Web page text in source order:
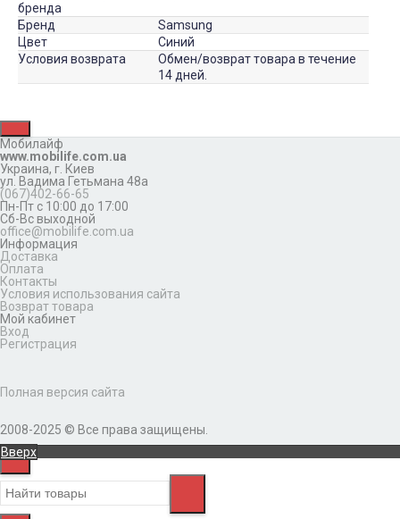
бренда
Бренд
Samsung
Цвет
Синий
Условия возврата
Обмен/возврат товара в течение
14 дней.
Мобилайф
www.mobilife.com.ua
Украина, г. Киев
ул. Вадима Гетьмана 48а
(067)402-66-65
Пн-Пт с 10:00 до 17:00
Сб-Вс выходной
office@mobilife.com.ua
Информация
Доставка
Оплата
Контакты
Условия использования сайта
Возврат товара
Мой кабинет
Вход
Регистрация
Полная версия сайта
2008-2025 © Все права защищены.
Вверх